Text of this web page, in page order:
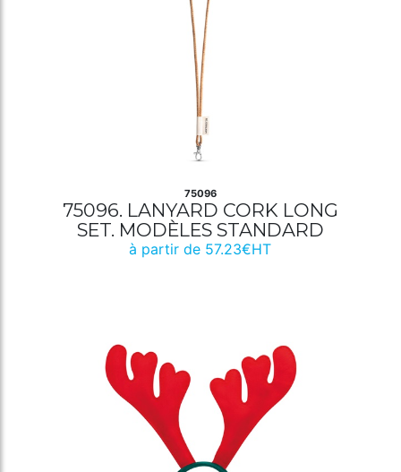
75096
75096. LANYARD CORK LONG
SET. MODÈLES STANDARD
à partir de 57.23€HT